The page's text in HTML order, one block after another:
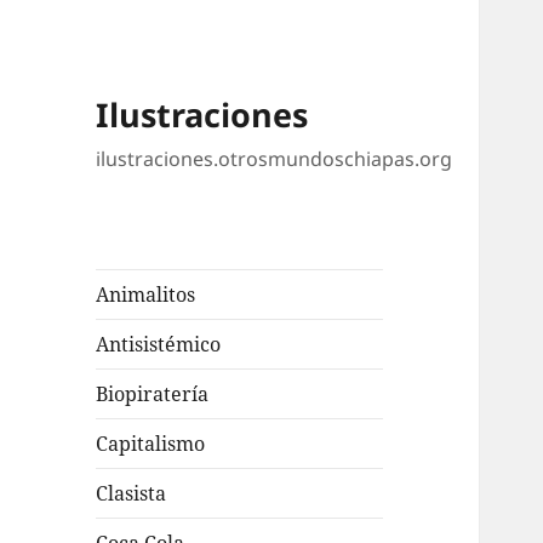
Ilustraciones
ilustraciones.otrosmundoschiapas.org
Animalitos
Antisistémico
Biopiratería
Capitalismo
Clasista